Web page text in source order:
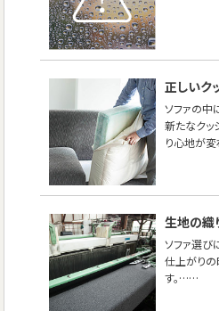
正しいク
ソファの中
新たなクッ
り心地が
生地の織
ソファ選び
仕上がりの
す。……